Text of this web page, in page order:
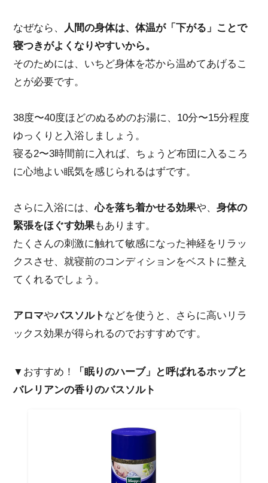
なぜなら、
人間の身体は、体温が「下がる」ことで
寝つきがよくなりやすいから。
そのためには、いちど身体を芯から温めてあげるこ
とが必要です。
38度〜40度ほどのぬるめのお湯に、10分〜15分程度
ゆっくりと入浴しましょう。
寝る2〜3時間前に入れば、ちょうど布団に入るころ
に心地よい眠気を感じられるはずです。
さらに入浴には、心を落ち着かせる効果や、身体の
緊張をほぐす効果もあります。
たくさんの刺激に触れて敏感になった神経をリラッ
クスさせ、就寝前のコンディションをベストに整え
てくれるでしょう。
アロマやバスソルト などを使うと、さらに高いリラ
ックス効果が得られるのでおすすめです。
▼おすすめ！
「眠りのハーブ」と呼ばれるホップと
バレリアンの香りのバスソルト